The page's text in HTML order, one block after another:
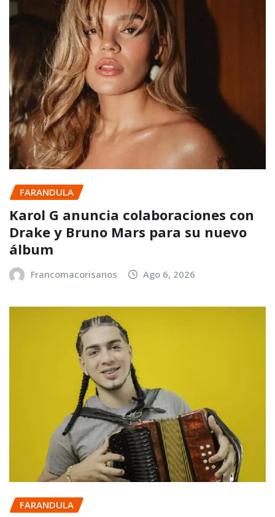
FARANDULA
Karol G anuncia colaboraciones con
Drake y Bruno Mars para su nuevo
álbum
Francomacorisanos Ago 6, 2026
FARANDULA